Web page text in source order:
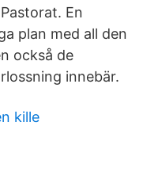
En
plan med all den
också de
innebär.
kille